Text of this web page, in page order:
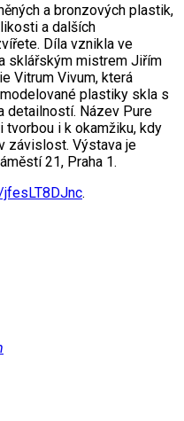
a bronzových plastik,
a dalších
Díla vznikla ve
sklářským mistrem Jiřím
Vitrum Vivum, která
plastiky skla s
detailností. Název Pure
i k okamžiku, kdy
závislost. Výstava je
21, Praha 1.
.